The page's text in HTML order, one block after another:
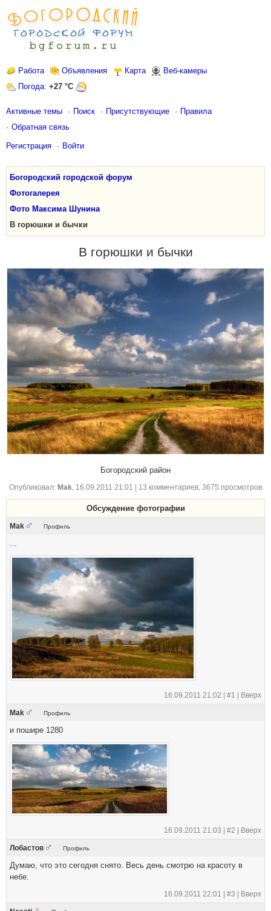
Работа Объявления Карта
Веб-камеры
Погода: +27 °C
Активные темы Поиск Присутствующие
Правила
Обратная связь
Регистрация Войти
Богородский городской форум
Фотогалерея
Фото Максима Шунина
В горюшки и бычки
В горюшки и бычки
Богородский район
Опубликовал: Mak, 16.09.2011 21:01 | 13 комментариев, 3675 просмотров
Обсуждение фотографии
Mak Профиль
...
16.09.2011 21:02 | #1 Вверх
Mak Профиль
и пошире 1280
16.09.2011 21:03 | #2 Вверх
Лобастов Профиль
Думаю, что это сегодня снято. Весь день смотрю на красоту в
небе.
16.09.2011 22:01 | #3 Вверх